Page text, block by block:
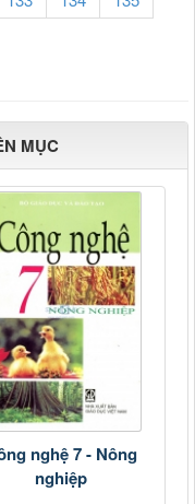
MỤC
nghệ 7 - Nông
nghiệp